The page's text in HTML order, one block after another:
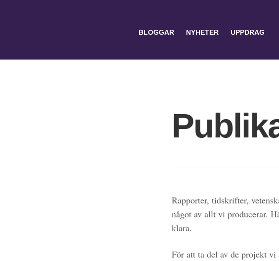
BLOGGAR NYHETER UPPDRAG
Rapporter, tidskrifter,
något av allt vi producerar.
klara.
För att ta del av de projekt